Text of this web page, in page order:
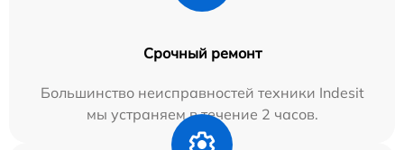
Срочный ремонт
Большинство неисправностей техники Indesit
мы устраняем в течение 2 часов.